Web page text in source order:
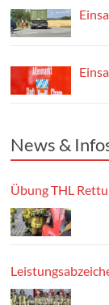
News &
Übung THL